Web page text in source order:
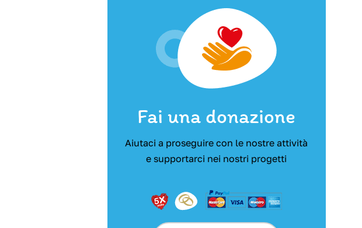
Fai una donazione
Aiutaci a proseguire con le nostre attività
e supportarci nei nostri progetti